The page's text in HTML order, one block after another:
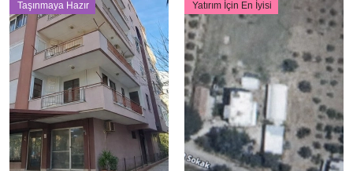
Taşınmaya Hazır Yatırım İçin En İyisi